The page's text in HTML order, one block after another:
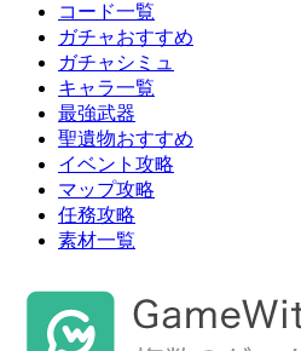
コード一覧
ガチャおすすめ
ガチャシミュ
キャラ一覧
最強武器
聖遺物おすすめ
イベント攻略
マップ攻略
任務攻略
素材一覧